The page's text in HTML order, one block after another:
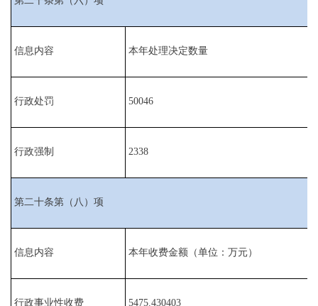
信息内容 本年处理决定数量
行政处罚 50046
行政强制 2338
第二十条第（八）项
信息内容 本年收费金额（单位：万元）
行政事业性收费 5475.430403